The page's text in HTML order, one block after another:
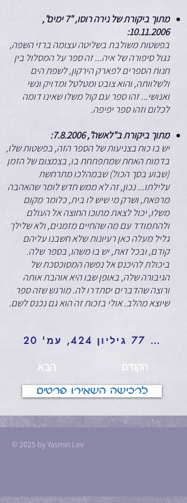
מתוך ביקורת של נירה רוסו, "7 ימים",
10.11.2006
:
בפשטות משולבת בשליטה עצומה ברזי השפה,
נגול סיפורה של איה... זה ספר על המסלול בין
חנות הספרים לפארק הירקון, לשפת הים
ולשלוותה, והוא צובט ומטלטל ומדויק ונשי
ואנושי... זהו ספר עם קול משלו שאינו דומה
לכלום וזהו ספר יפיפה.
מתוך ביקורת ב"לאשה", 7.8.2006:
יש בו כוח בצניעות של הספר הזה, בפשטות שלו,
בדמות האחת שמתפתחת בו, בצמצום של הזמן
(שבוע בסך הכול) שבמהלכו מתרחשת
עלילתו... נכון, זה לא ממש חדש לומר שהאהבה
מרפאת, ושרק מי שיש לו בית, כלומר מקום
משלו, יכול לצאת מתוכו החוצה אל העולם
ולהתמודד עם מה שהחיים מזמנים, ולא שלילך
גליל מעלה כאן רעיונות שלא חשבנו עליהם
קודם, ובכל זאת, יש בו משהו, בספר שלה.
ביכולת להיכנס אל נפשה המסוכסכת של
הגיבורה שלה, באופן שבו היא אוהבת אותה
ורוצה שהדברים יסתדרו לה. מורגש שזה ספר
שיוצא מהלב. אולי בזכות זה הוא גם נכנס לשם.
סקירה על הספר: יערה בן דוד, עיתון 77 גיליון 424, עמ' 20
הבא הקודם
לרכישה השאירו פרטים
© 2025 by Yasmin Lev